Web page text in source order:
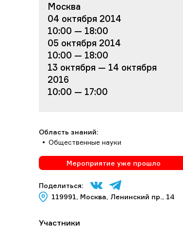
Москва
04 октября 2014
10:00 — 18:00
05 октября 2014
10:00 — 18:00
13 октября — 14 октября
2016
10:00 — 17:00
Область знаний:
Общественные науки
Мероприятие уже прошло
Поделиться:
119991, Москва, Ленинский пр., 14
Участники